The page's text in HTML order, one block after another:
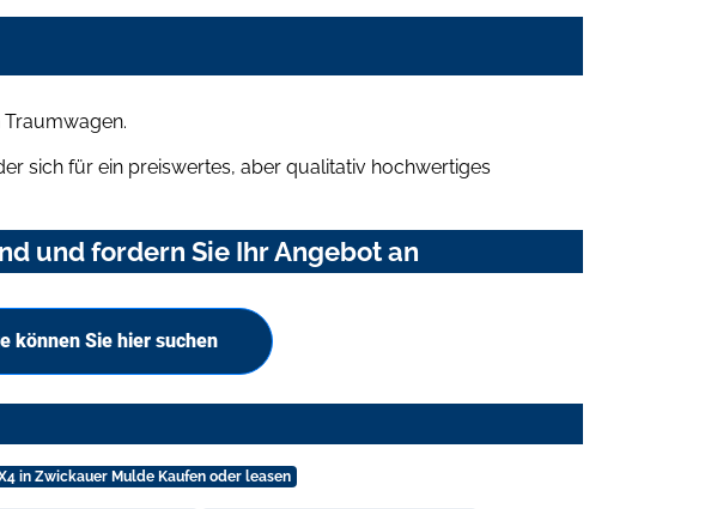
Traumwagen.
sich für ein preiswertes, aber qualitativ hochwertiges
und fordern Sie Ihr Angebot an
können Sie hier suchen
in Zwickauer Mulde Kaufen oder leasen